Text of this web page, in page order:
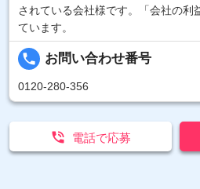
されている会社様です。「会社の利
ています。
local_phone お問い合わせ番号
0120-280-356
 電話で応募